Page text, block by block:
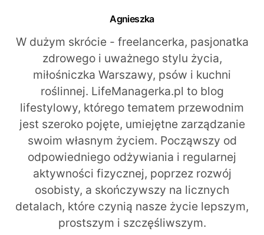
Agnieszka
W dużym skrócie - freelancerka, pasjonatka
zdrowego i uważnego stylu życia,
miłośniczka Warszawy, psów i kuchni
roślinnej. LifeManagerka.pl to blog
lifestylowy, którego tematem przewodnim
jest szeroko pojęte, umiejętne zarządzanie
swoim własnym życiem. Począwszy od
odpowiedniego odżywiania i regularnej
aktywności fizycznej, poprzez rozwój
osobisty, a skończywszy na licznych
detalach, które czynią nasze życie lepszym,
prostszym i szczęśliwszym.